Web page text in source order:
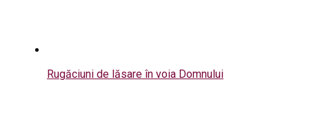
Rugăciuni de lăsare în voia Domnului